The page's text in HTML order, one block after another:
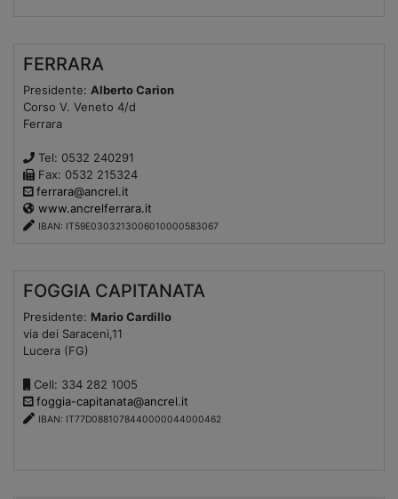
FERRARA
Presidente: Alberto Carion
Corso V. Veneto 4/d
Ferrara
Tel: 0532 240291
Fax: 0532 215324
ferrara@ancrel.it
www.ancrelferrara.it
IBAN: IT59E0303213006010000583067
FOGGIA CAPITANATA
Presidente: Mario Cardillo
via dei Saraceni,11
Lucera (FG)
Cell: 334 282 1005
foggia-capitanata@ancrel.it
IBAN: IT77D0881078440000044000462